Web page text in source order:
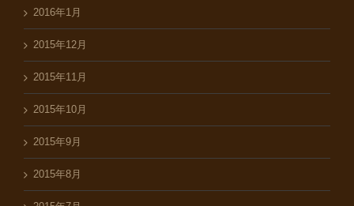
2016年1月
2015年12月
2015年11月
2015年10月
2015年9月
2015年8月